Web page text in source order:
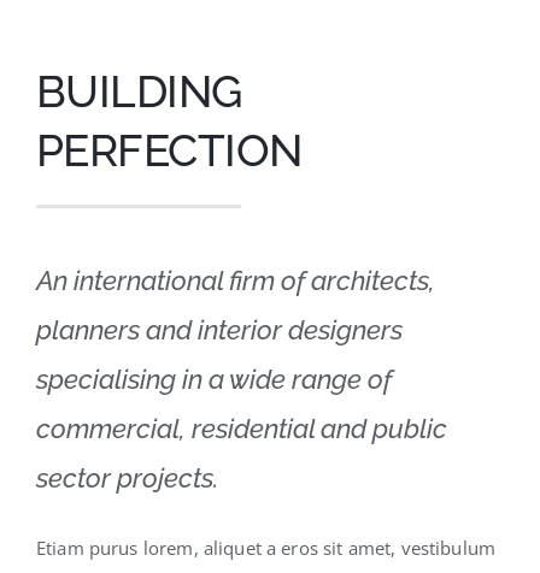
BUILDING
PERFECTION
An international firm of architects,
planners and interior designers
specialising in a wide range of
commercial, residential and public
sector projects.
Etiam purus lorem, aliquet a eros sit amet, vestibulum